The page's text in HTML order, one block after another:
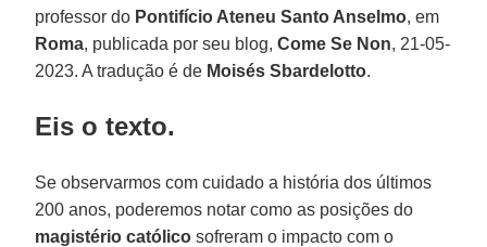
professor do Pontifício Ateneu Santo Anselmo, em
Roma, publicada por seu blog,Come Se Non, 21-05-
2023. A tradução é de Moisés Sbardelotto.
Eis o texto.
Se observarmos com cuidado a história dos últimos
200 anos, poderemos notar como as posições do
magistério católico sofreram o impacto com o